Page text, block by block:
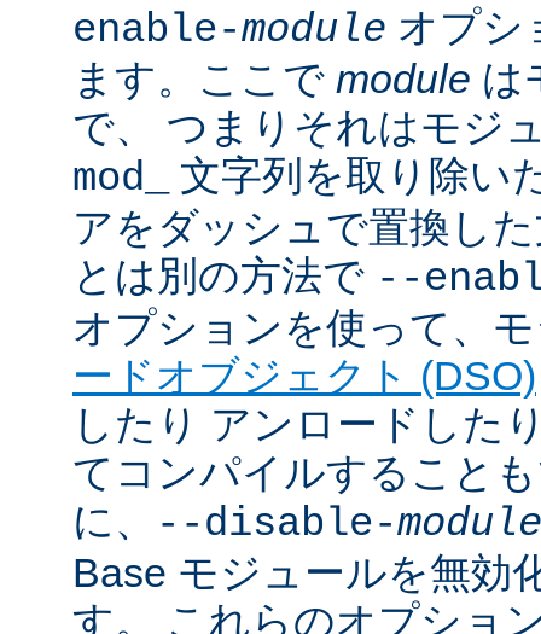
enable-module オプシ
ます。ここで module は
で、 つまりそれはモジ
mod_
文字列を取り除い
アをダッシュで置換し
とは別の方法で --
オプションを使って、
ードオブジェクト (DSO)
したり アンロードした
てコンパイルすること
に、
--disable-module
Base モジュールを無効
す。 これらのオプショ